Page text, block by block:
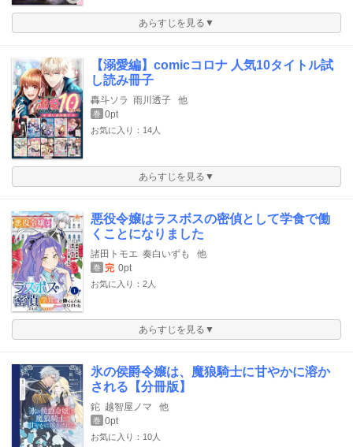
あらすじを見る▼
【溺愛編】comicコロナ 人気10タイトル試
し読み冊子
轟斗ソラ 雨川透子 他
巻 0pt
お気に入り：14人
あらすじを見る▼
悪役令嬢はラスボスの密偵として学食で働
くことになりました
諸田トモエ 奏白いずも 他
巻 完 0pt
お気に入り：2人
あらすじを見る▼
氷の侯爵令嬢は、魔狼騎士に甘やかに溶か
される【分冊版】
鉈 越智屋ノマ 他
巻 0pt
お気に入り：10人